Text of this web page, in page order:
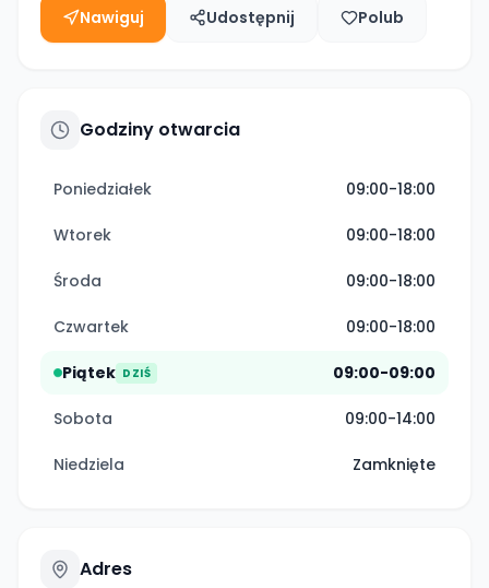
Nawiguj Udostępnij Polub
Godziny otwarcia
Poniedziałek 09:00-18:00
Wtorek 09:00-18:00
Środa 09:00-18:00
Czwartek 09:00-18:00
Piątek DZIŚ 09:00-09:00
Sobota 09:00-14:00
Niedziela Zamknięte
Adres